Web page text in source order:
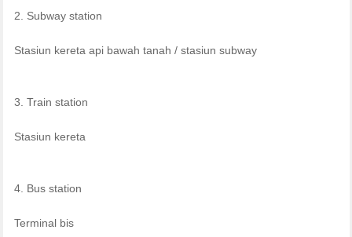
2. Subway station
Stasiun kereta api bawah tanah / stasiun subway
3. Train station
Stasiun kereta
4. Bus station
Terminal bis